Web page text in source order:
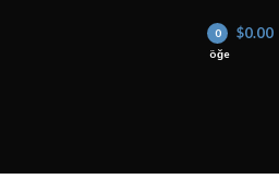
0
öğe
$0.00
İndirimler Sizi Bekliyor!